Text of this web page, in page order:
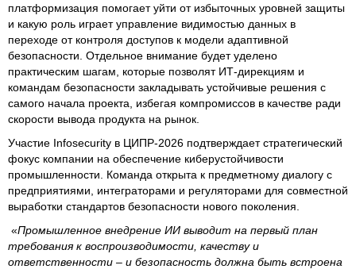
платформизация помогает уйти от избыточных уровней защиты
и какую роль играет управление видимостью данных в
переходе от контроля доступов к модели адаптивной
безопасности. Отдельное внимание будет уделено
практическим шагам, которые позволят ИТ-дирекциям и
командам безопасности закладывать устойчивые решения с
самого начала проекта, избегая компромиссов в качестве ради
скорости вывода продукта на рынок.
Участие Infosecurity в ЦИПР-2026 подтверждает стратегический
фокус компании на обеспечение киберустойчивости
промышленности. Команда открыта к предметному диалогу с
предприятиями, интеграторами и регуляторами для совместной
выработки стандартов безопасности нового поколения.
«Промышленное внедрение ИИ выводит на первый план
требования к воспроизводимости, качеству и
ответственности – и безопасность должна быть встроена